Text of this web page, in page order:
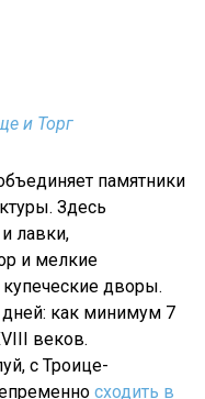
и Торг
памятники
Здесь
лавки,
и мелкие
дворы.
как минимум 7
веков.
с Троице-
сходить в